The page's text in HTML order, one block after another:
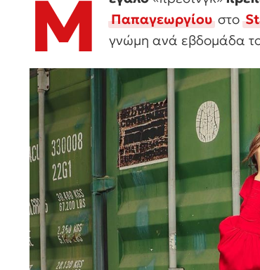
Μ
Παπαγεωργίουστο
γνώμη ανά εβδομάδα